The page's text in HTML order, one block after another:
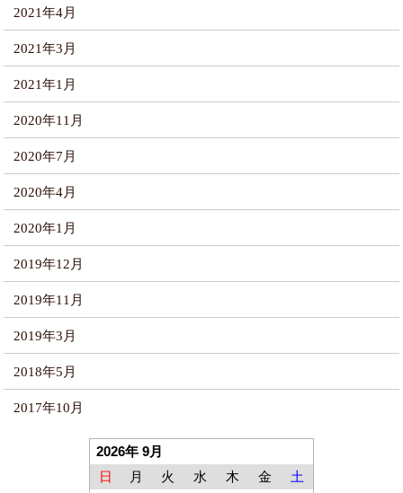
2021年4月
2021年3月
2021年1月
2020年11月
2020年7月
2020年4月
2020年1月
2019年12月
2019年11月
2019年3月
2018年5月
2017年10月
2026年 9月
日
月 火 水 木 金
土